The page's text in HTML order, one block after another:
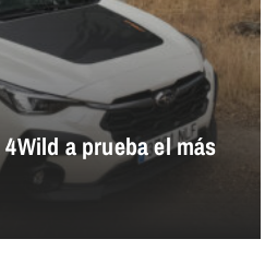
a prueba el más